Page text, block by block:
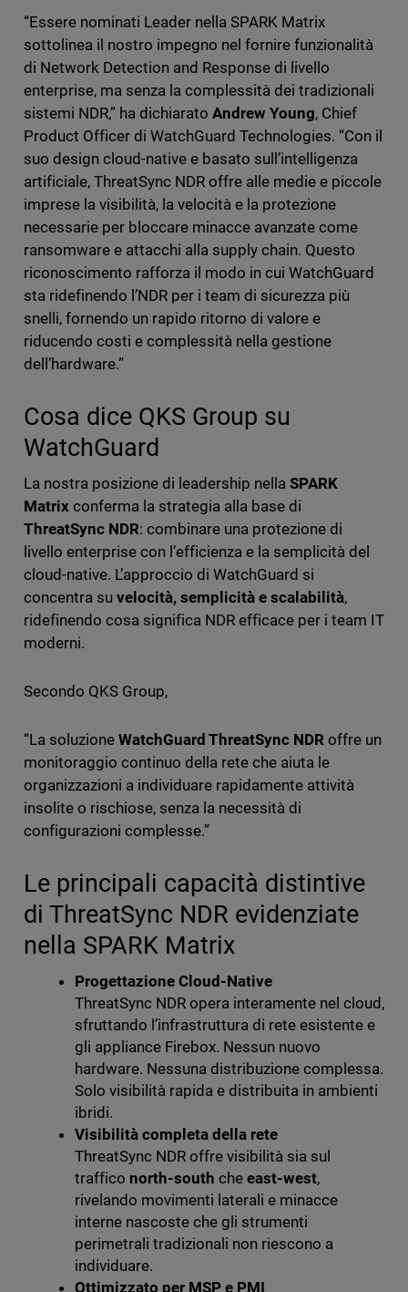
“Essere nominati Leader nella SPARK Matrix
sottolinea il nostro impegno nel fornire funzionalità
di Network Detection and Response di livello
enterprise, ma senza la complessità dei tradizionali
sistemi NDR,” ha dichiarato Andrew Young, Chief
Product Officer di WatchGuard Technologies. “Con il
suo design cloud-native e basato sull’intelligenza
artificiale, ThreatSync NDR offre alle medie e piccole
imprese la visibilità, la velocità e la protezione
necessarie per bloccare minacce avanzate come
ransomware e attacchi alla supply chain. Questo
riconoscimento rafforza il modo in cui WatchGuard
sta ridefinendo l’NDR per i team di sicurezza più
snelli, fornendo un rapido ritorno di valore e
riducendo costi e complessità nella gestione
dell’hardware.”
Cosa dice QKS Group su
WatchGuard
La nostra posizione di leadership nellaSPARK
Matrixconferma la strategia alla base di
ThreatSync NDR: combinare una protezione di
livello enterprise con l’efficienza e la semplicità del
cloud-native. L’approccio di WatchGuard si
concentra su velocità, semplicità e scalabilità,
ridefinendo cosa significa NDR efficace per i team IT
moderni.
Secondo QKS Group,
“La soluzione WatchGuard ThreatSync NDR offre un
monitoraggio continuo della rete che aiuta le
organizzazioni a individuare rapidamente attività
insolite o rischiose, senza la necessità di
configurazioni complesse.”
Le principali capacità distintive
di ThreatSync NDR evidenziate
nella SPARK Matrix
Progettazione Cloud-Native
ThreatSync NDR opera interamente nel cloud,
sfruttando l’infrastruttura di rete esistente e
gli appliance Firebox. Nessun nuovo
hardware. Nessuna distribuzione complessa.
Solo visibilità rapida e distribuita in ambienti
ibridi.
Visibilità completa della rete
ThreatSync NDR offre visibilità sia sul
traffico north-south che east-west,
rivelando movimenti laterali e minacce
interne nascoste che gli strumenti
perimetrali tradizionali non riescono a
individuare.
Ottimizzato per MSP e PMI